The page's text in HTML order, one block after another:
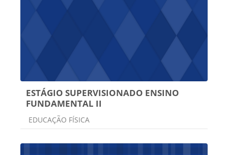
ESTÁGIO SUPERVISIONADO ENSINO
FUNDAMENTAL II
Categoria do curso
EDUCAÇÃO FÍSICA